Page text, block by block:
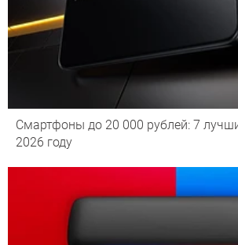
Смартфоны до 20 000 рублей: 7
2026 году